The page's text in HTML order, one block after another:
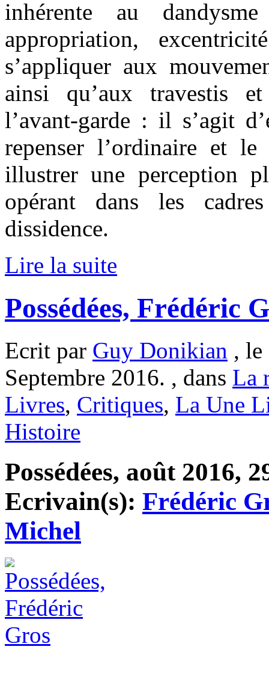
inhérente au
appropriation,
s’appliquer aux
ainsi qu’aux travestis
l’avant-garde : il s’agit
repenser l’ordinaire et
illustrer une perception
opérant dans les
dissidence.
Lire la suite
Possédées, Frédéric
Ecrit par Guy Donikian , le
Septembre 2016. , dans La
Livres, Critiques, La Une
Histoire
Possédées, août 2016,
Ecrivain(s): Frédéric
Michel